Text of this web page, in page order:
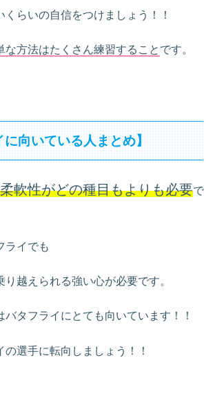
くらいの自信をつけましょう！！
な方法はたくさん練習すること です。
に向いている人まとめ】
軟性がどの種目もよりも必要で
ライでも
越えられる強い心が必要です。
バタフライにとても向いています！！
選手に転向しましょう！！